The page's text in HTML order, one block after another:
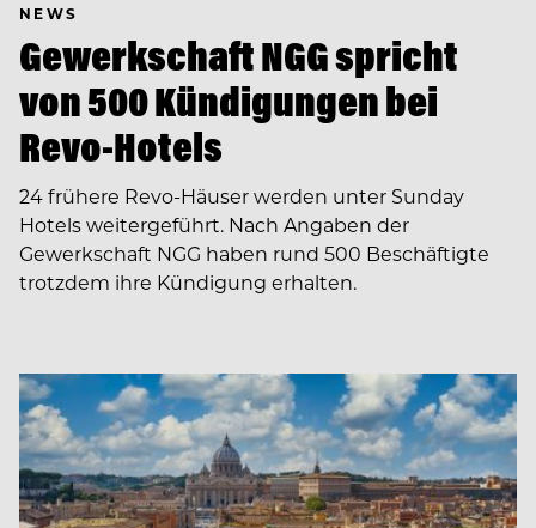
NEWS
Gewerkschaft NGG spricht
von 500 Kündigungen bei
Revo-Hotels
24 frühere Revo-Häuser werden unter Sunday
Hotels weitergeführt. Nach Angaben der
Gewerkschaft NGG haben rund 500 Beschäftigte
trotzdem ihre Kündigung erhalten.